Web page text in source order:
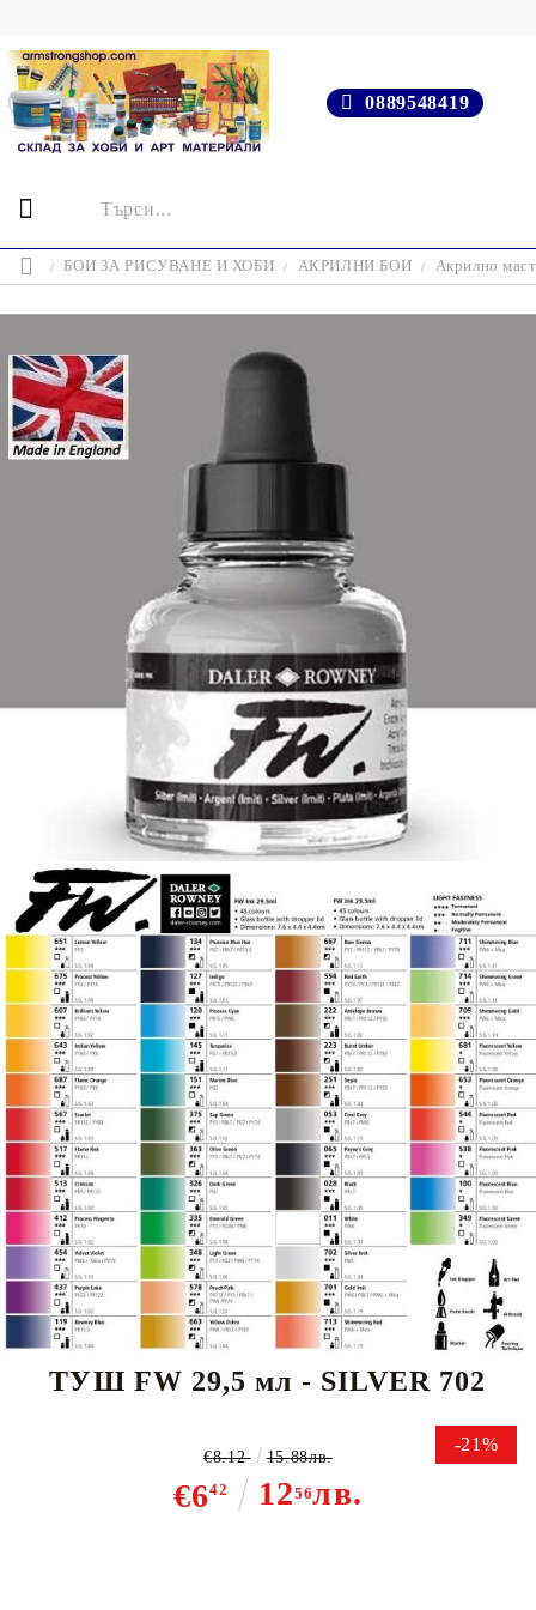
0889548419
БОИ ЗА РИСУВАНЕ И ХОБИ АКРИЛНИ БОИ Акрилно
Tweet
DALER ROWNEY АКРИЛЕН
ТУШ FW 29,5 мл - SILVER 702
-21%
€642 1256лв.
€8.12 15.88лв.